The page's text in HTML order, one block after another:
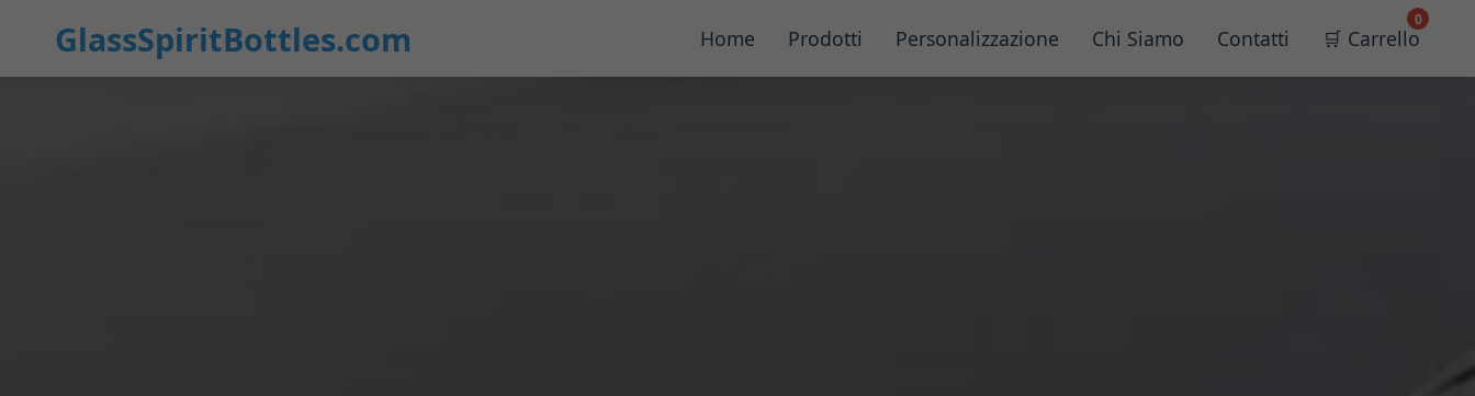
GlassSpiritBottles.com Home Prodotti Personalizzazione Chi Siamo Contatti 🛒 Carrello
0